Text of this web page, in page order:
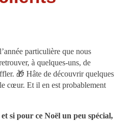
particulière que nous
à quelques-uns, de
🎁 Hâte de découvrir quelques
cœur. Et il en est probablement
et si pour ce Noël un peu spécial,